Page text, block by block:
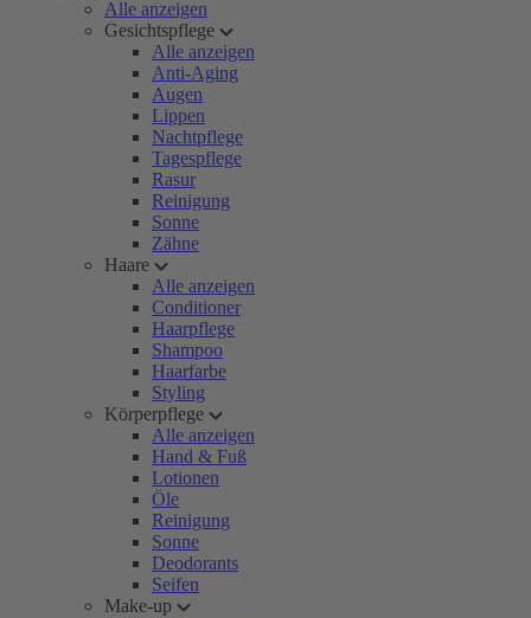
Alle anzeigen
Gesichtspflege
Alle anzeigen
Anti-Aging
Augen
Lippen
Nachtpflege
Tagespflege
Rasur
Reinigung
Sonne
Zähne
Haare
Alle anzeigen
Conditioner
Haarpflege
Shampoo
Haarfarbe
Styling
Körperpflege
Alle anzeigen
Hand & Fuß
Lotionen
Öle
Reinigung
Sonne
Deodorants
Seifen
Make-up